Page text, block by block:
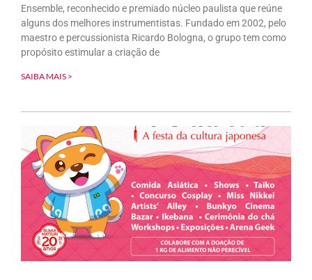
Ensemble, reconhecido e premiado núcleo paulista que reúne
alguns dos melhores instrumentistas. Fundado em 2002, pelo
maestro e percussionista Ricardo Bologna, o grupo tem como
propósito estimular a criação de
SAIBA MAIS >